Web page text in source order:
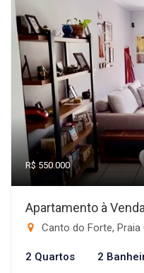
R$ 550.000
Apartamento à
Canto do Forte, Praia
2 Quartos 2